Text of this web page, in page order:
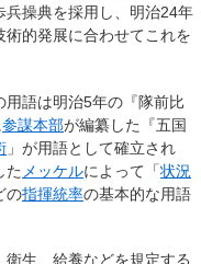
操典を採用し、明治24年
的発展に合わせてこれを
用語は明治5年の『隊前比
参謀本部が編纂した『五国
」が用語として確立され
た メッケルによって「状況
の指揮統率の基本的な用語
衛生、給養などを規定する